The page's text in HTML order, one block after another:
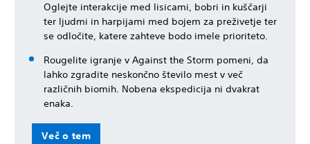
Oglejte interakcije med lisicami, bobri in kuščarji
ter ljudmi in harpijami med bojem za preživetje ter
se odločite, katere zahteve bodo imele prioriteto.
Rougelite igranje v Against the Storm pomeni, da
lahko zgradite neskončno število mest v več
različnih biomih. Nobena ekspedicija ni dvakrat
enaka.
Več o tem